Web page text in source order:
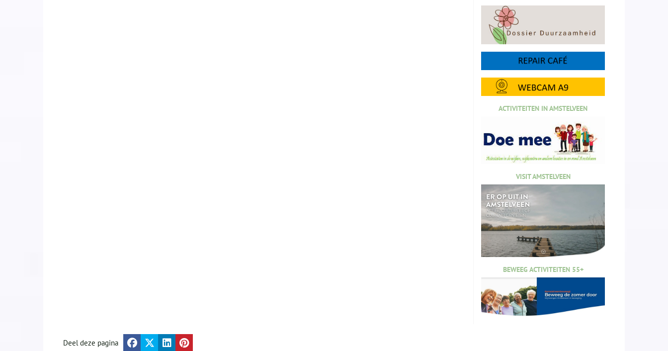
ACTIVITEITEN IN AMSTELVEEN
VISIT AMSTELVEEN
BEWEEG ACTIVITEITEN 55+
Deel deze pagina